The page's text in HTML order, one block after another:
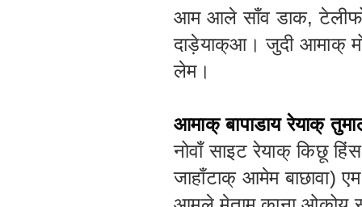
आम आले साँव डाक,
दाड़ेयाक्आ। जुदी आमाक्
लेम।
आमाक् बापाडाय रेयाक्
नोवाँ साइट रेयाक् किछू
जाहाँटाक् आमेम बाछावा)